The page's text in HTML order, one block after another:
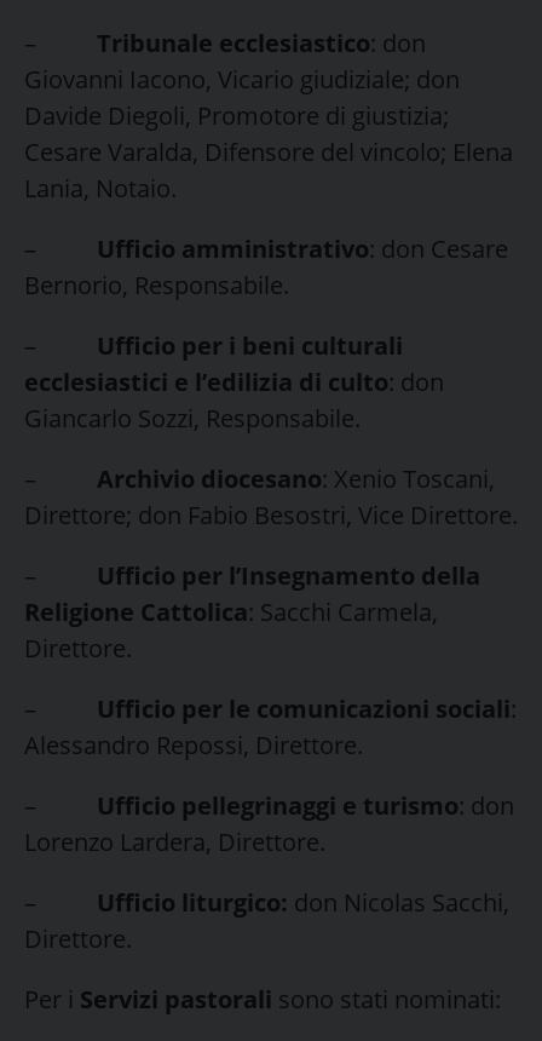
– Tribunale ecclesiastico: don
Giovanni Iacono, Vicario giudiziale; don
Davide Diegoli, Promotore di giustizia;
Cesare Varalda, Difensore del vincolo; Elena
Lania, Notaio.
– Ufficio amministrativo: don Cesare
Bernorio, Responsabile.
– Ufficio per i beni culturali
ecclesiastici e l’edilizia di culto: don
Giancarlo Sozzi, Responsabile.
– Archivio diocesano: Xenio Toscani,
Direttore; don Fabio Besostri, Vice Direttore.
– Ufficio per l’Insegnamento della
Religione Cattolica: Sacchi Carmela,
Direttore.
– Ufficio per le comunicazioni sociali:
Alessandro Repossi, Direttore.
– Ufficio pellegrinaggi e turismo: don
Lorenzo Lardera, Direttore.
– Ufficio liturgico: don Nicolas Sacchi,
Direttore.
Per i Servizi pastorali sono stati nominati: